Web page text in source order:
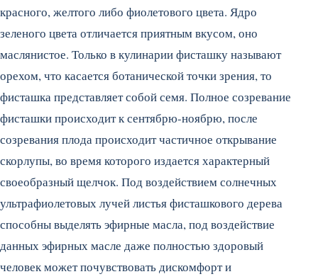
красного, желтого либо фиолетового цвета. Ядро
зеленого цвета отличается приятным вкусом, оно
маслянистое. Только в кулинарии фисташку называют
орехом, что касается ботанической точки зрения, то
фисташка представляет собой семя. Полное созревание
фисташки происходит к сентябрю-ноябрю, после
созревания плода происходит частичное открывание
скорлупы, во время которого издается характерный
своеобразный щелчок. Под воздействием солнечных
ультрафиолетовых лучей листья фисташкового дерева
способны выделять эфирные масла, под воздействие
данных эфирных масле даже полностью здоровый
человек может почувствовать дискомфорт и